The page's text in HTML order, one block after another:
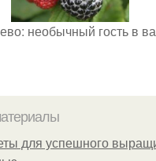
необычный гость в
для успешного